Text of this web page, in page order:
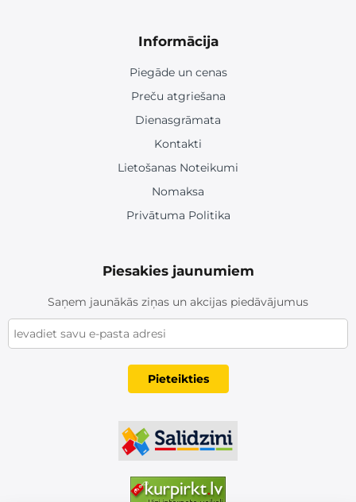
Informācija
Piegāde un cenas
Preču atgriešana
Dienasgrāmata
Kontakti
Lietošanas Noteikumi
Nomaksa
Privātuma Politika
Piesakies jaunumiem
Saņem jaunākās ziņas un akcijas piedāvājumus
Pieteikties